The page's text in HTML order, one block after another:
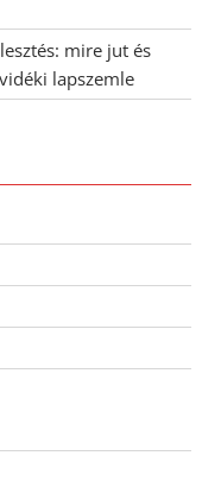
mire jut és
lapszemle